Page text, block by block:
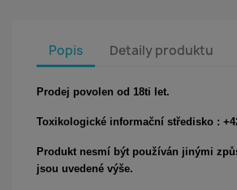
Popis Detaily produktu
Prodej povolen od 18ti let.
Toxikologické informační středisko :
Produkt nesmí být používán jinými
jsou uvedené výše.